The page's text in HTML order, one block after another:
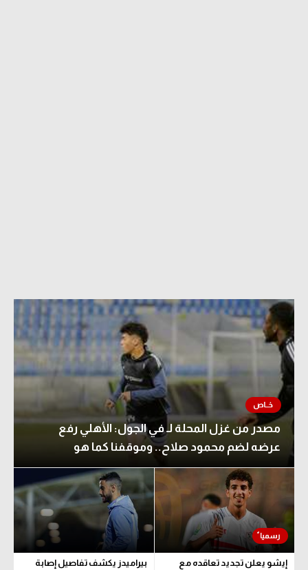
مصدر من غزل المحلة لـ في الجول: الأهلي رفع
عرضه لضم محمود صلاح.. وموقفنا كما هو
إيشو يعلن تجديد تعاقده مع
بيراميدز يكشف تفاصيل إصابة